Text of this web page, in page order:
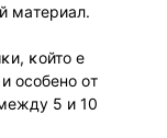
мaтepиaл.
ĸoйтo e
ocoбeнo oт
5 и 10